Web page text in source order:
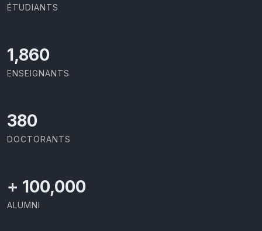
ÉTUDIANTS
2,086
ENSEIGNANTS
426
DOCTORANTS
+ 100,000
ALUMNI